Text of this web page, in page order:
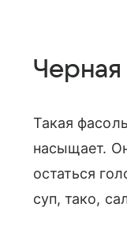
Черная
Такая
насыщает.
остаться
суп, тако,